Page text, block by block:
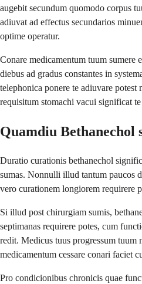
augebit secundum quomodo corpus
adiuvat ad effectus secundarios
optime operatur.
Conare medicamentum tuum sumere
diebus ad gradus constantes in
telephonica ponere te adiuvare potest
requisitum stomachi vacui significat
Quamdiu Bethanechol
Duratio curationis bethanechol
sumas. Nonnulli illud tantum paucos
vero curationem longiorem requirere
Si illud post chirurgiam sumis,
septimanas requirere potes, cum
redit. Medicus tuus progressum tuum
medicamentum cessare conari faciet
Pro condicionibus chronicis quae